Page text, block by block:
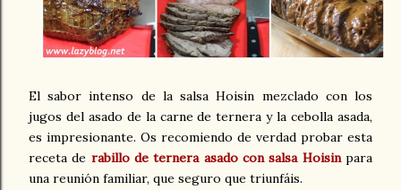
El sabor intenso de la salsa Hoisin mezclado con los
jugos del asado de la carne de ternera y la cebolla asada,
es impresionante. Os recomiendo de verdad probar esta
receta de rabillo de ternera asado con salsa Hoisinpara
una reunión familiar, que seguro que triunfáis.